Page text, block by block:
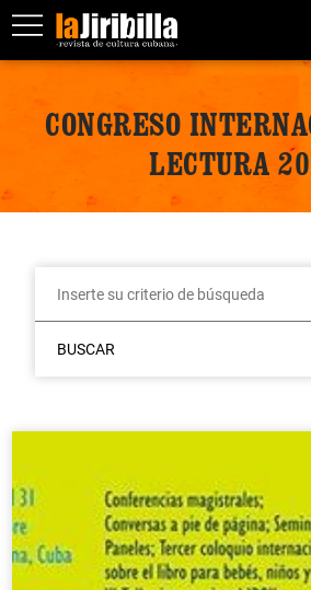
CONGRESO
LECTURA
BUSCAR